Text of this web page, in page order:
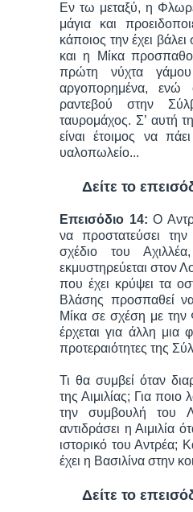
Εν τω μεταξύ, η
μάγια και
κάποιος την έχει
και η Μίκα
πρώτη νύχτα
αργοπορημένα, ενώ
ραντεβού στην
ταυρομάχος. Σ’ αυτή
είναι έτοιμος να
υαλοπωλείο...
Δείτε το
Επεισόδιο 14:Ο
να προστατεύσει
σχέδιο του
εκμυστηρεύεται στον
που έχει κρύψει τα
Βλάσης προσπαθεί
Μίκα σε σχέση με την
έρχεται για άλλη μια
προτεραιότητες της
Τι θα συμβεί όταν
της Αιμιλίας; Για ποιο
την συμβουλή του
αντιδράσει η Αιμιλία
ιστορικό του Αντρέα;
έχει η Βασιλίνα στην
Δείτε το